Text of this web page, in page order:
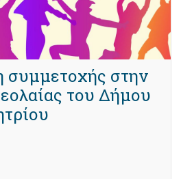
συμμετοχής στην
του Δήμου